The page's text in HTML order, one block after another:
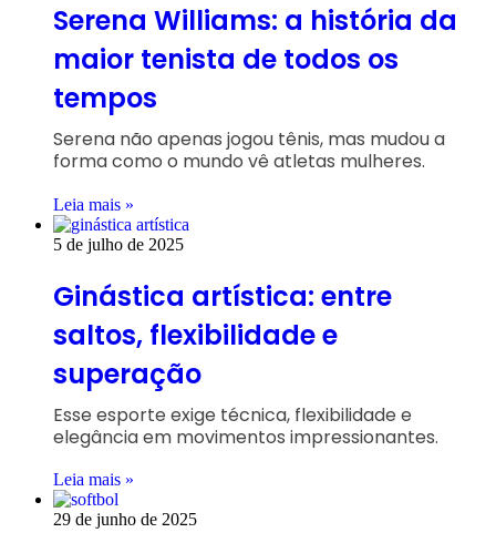
Serena Williams: a história da
maior tenista de todos os
tempos
Serena não apenas jogou tênis, mas mudou a
forma como o mundo vê atletas mulheres.
Leia mais »
5 de julho de 2025
Ginástica artística: entre
saltos, flexibilidade e
superação
Esse esporte exige técnica, flexibilidade e
elegância em movimentos impressionantes.
Leia mais »
29 de junho de 2025